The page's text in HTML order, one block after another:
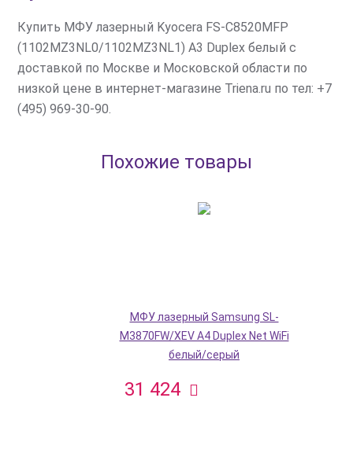
Купить МФУ лазерный Kyocera FS-C8520MFP
(1102MZ3NL0/1102MZ3NL1) A3 Duplex белый с
доставкой по Москве и Московской области по
низкой цене в интернет-магазине Triena.ru по тел: +7
(495) 969-30-90.
Похожие товары
МФУ лазерный Samsung SL-
M3870FW/XEV A4 Duplex Net WiFi
белый/серый
31 424